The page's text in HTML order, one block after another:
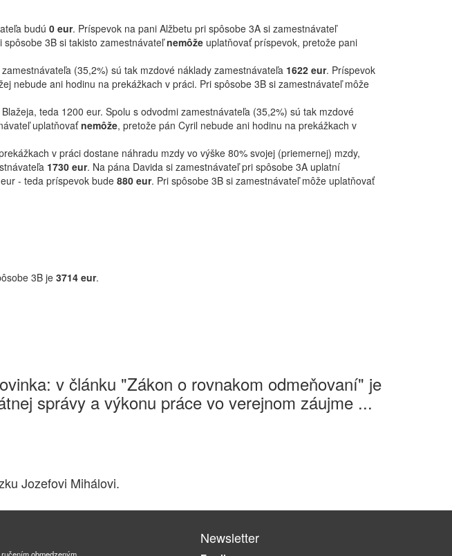
budú 0 eur. Príspevok na pani Alžbetu pri spôsobe 3A si zamestnávateľ
3B si takisto zamestnávateľnemôže uplatňovať príspevok, pretože pani
(35,2%) sú tak mzdové náklady zamestnávateľa 1622 eur. Príspevok
nebude ani hodinu na prekážkach v práci. Pri spôsobe 3B si zamestnávateľ môže
teda 1200 eur. Spolu s odvodmi zamestnávateľa (35,2%) sú tak mzdové
uplatňovaťnemôže, pretože pán Cyril nebude ani hodinu na prekážkach v
v práci dostane náhradu mzdy vo výške 80% svojej (priemernej) mzdy,
1730 eur. Na pána Davida si zamestnávateľ pri spôsobe 3A uplatní
- teda príspevok bude 880 eur. Pri spôsobe 3B si zamestnávateľ môže uplatňovať
3B je 3714 eur.
v článku "Zákon o rovnakom odmeňovaní" je
správy a výkonu práce vo verejnom záujme ...
Jozefovi Mihálovi.
Newsletter